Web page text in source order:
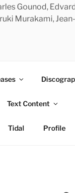
Gounod,
Murakami,
Text Content
Tidal Profile